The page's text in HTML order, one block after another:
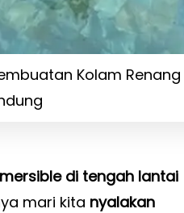
Kolam
di tengah lantai
mari kita nyalakan